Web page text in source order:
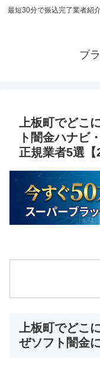
最短30分で振込完了業者紹
ブ
上板町でどこ
ト闇金ハナビ
正規業者5選【
上板町でどこ
ぜソフト闇金